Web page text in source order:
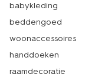
babykleding
beddengoed
woonaccessoires
handdoeken
raamdecoratie